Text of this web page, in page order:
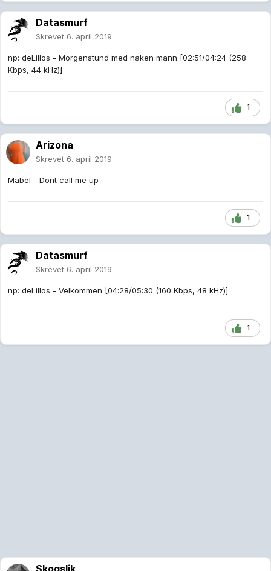
Datasmurf
Skrevet 6. april 2019
np: deLillos - Morgenstund med naken mann [02:51/04:24 (258
Kbps, 44 kHz)]
1
Arizona
Skrevet 6. april 2019
Mabel - Dont call me up
1
Datasmurf
Skrevet 6. april 2019
np: deLillos - Velkommen [04:28/05:30 (160 Kbps, 48 kHz)]
1